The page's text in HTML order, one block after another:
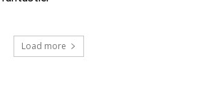
Load more